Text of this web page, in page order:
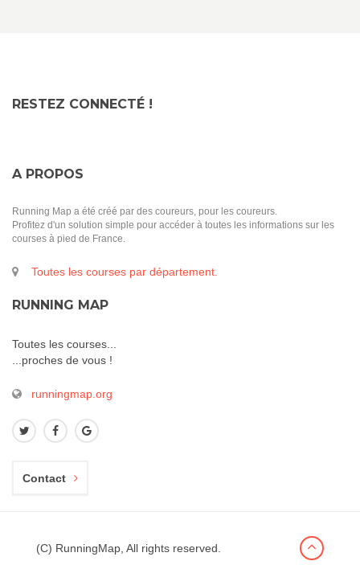
RESTEZ CONNECTÉ !
A PROPOS
Running Map a été créé par des coureurs, pour les coureurs.
Profitez d'un solution simple pour accéder à toutes les informations sur les
courses à pied de France.
Toutes les courses par département.
RUNNING MAP
Toutes les courses...
...proches de vous !
runningmap.org
Contact
(C) RunningMap, All rights reserved.